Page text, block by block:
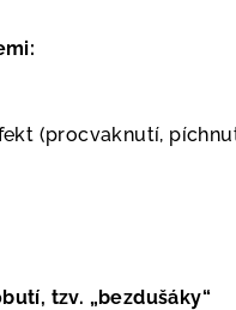
(procvaknutí,
tzv. „bezdušáky“